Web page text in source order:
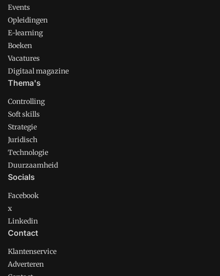
Events
Opleidingen
E-learning
Boeken
Vacatures
Digitaal magazine
Thema's
Controlling
Soft skills
Strategie
Juridisch
Technologie
Duurzaamheid
Socials
Facebook
x
Linkedin
Contact
Klantenservice
Adverteren